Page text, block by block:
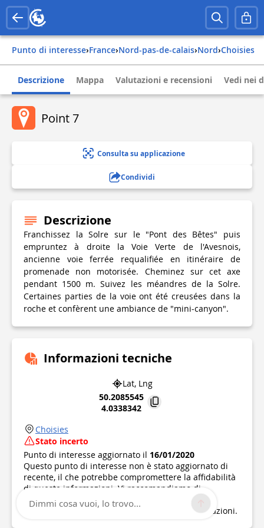
Punto di interesse› france› nord-pas-de-calais› nord› choisies
Descrizione Mappa Valutazioni e recensioni Vedi nei
Point 7
Consulta su applicazione
Condividi
Descrizione
Franchissez la Solre sur le "Pont des Bêtes" puis
empruntez à droite la Voie Verte de l'Avesnois,
ancienne voie ferrée requalifiée en itinéraire de
promenade non motorisée. Cheminez sur cet axe
pendant 1500 m. Suivez les méandres de la Solre.
Certaines parties de la voie ont été creusées dans la
roche et confèrent une ambiance de "mini-canyon".
Informazioni tecniche
Lat, Lng
50.2085545
4.0338342
Choisies
Stato incerto
Punto di interesse aggiornato il 16/01/2020
Questo punto di interesse non è stato aggiornato di
recente, il che potrebbe compromettere la affidabilità
di queste informazioni. Vi raccomandiamo di
informarvi e di prendere tutte le precauzioni
necessarie. Se sei l'autore, verifica le tue informazioni.
Dimmi cosa vuoi, lo trovo...